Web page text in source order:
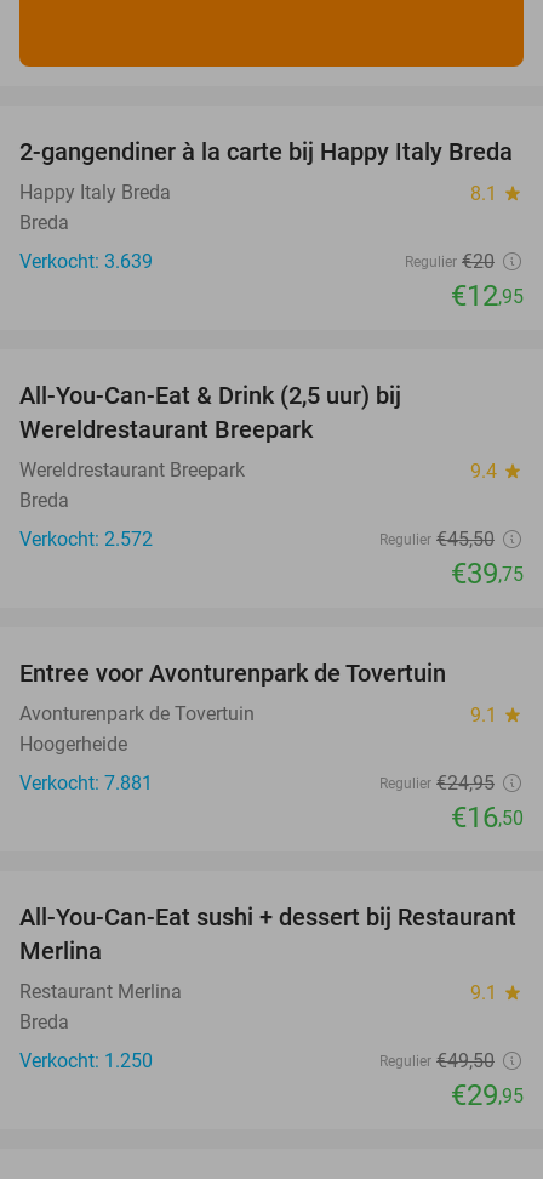
35%
2-gangendiner à la carte bij Happy Italy Breda
Happy Italy Breda 8.1 star
Breda
Verkocht: 3.639
Regulier €20
€12,95
All-You-Can-Eat & Drink (2,5 uur) bij
Wereldrestaurant Breepark
Wereldrestaurant Breepark 9.4 star
Breda
Verkocht: 2.572
Regulier €45,50
€39,75
Entree voor Avonturenpark de Tovertuin
Avonturenpark de Tovertuin 9.1 star
Hoogerheide
Verkocht: 7.881
Regulier €24,95
€16,50
39%
All-You-Can-Eat sushi + dessert bij Restaurant
Merlina
Restaurant Merlina 9.1 star
Breda
Verkocht: 1.250
Regulier €49,50
€29,95